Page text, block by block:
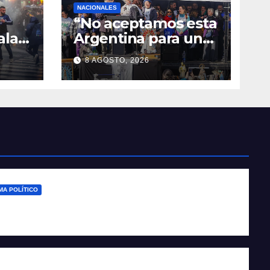
la
NACIONALES
“No aceptamos esta
Argentina para unos
pocos”
8 AGOSTO, 2026
POLÍTICO